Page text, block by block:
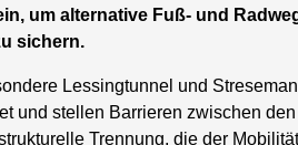
um alternative Fuß- und
sichern.
Lessingtunnel und
und stellen Barrieren zwischen
Trennung, die der